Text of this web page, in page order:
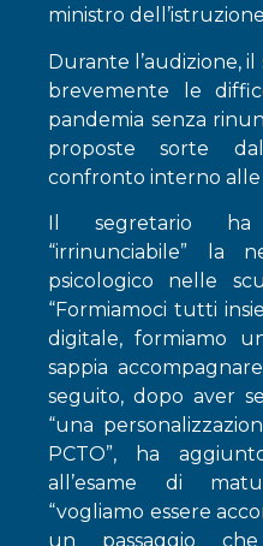
ministro
Durante l’audizione,
brevemente le
pandemia senza
proposte sorte
confronto interno alle
Il segretario ha
“irrinunciabile” la
psicologico nelle
“Formiamoci tutti
digitale, formiamo
sappia
seguito, dopo aver
“una
PCTO”, ha
all’esame di
“vogliamo essere
un passaggio